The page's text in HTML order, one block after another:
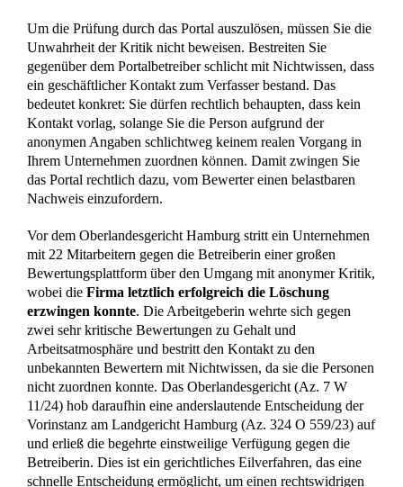
Um die Prüfung durch das Portal auszulösen, müssen Sie die
Unwahrheit der Kritik nicht beweisen. Bestreiten Sie
gegenüber dem Portalbetreiber schlicht mit Nichtwissen, dass
ein geschäftlicher Kontakt zum Verfasser bestand. Das
bedeutet konkret: Sie dürfen rechtlich behaupten, dass kein
Kontakt vorlag, solange Sie die Person aufgrund der
anonymen Angaben schlichtweg keinem realen Vorgang in
Ihrem Unternehmen zuordnen können. Damit zwingen Sie
das Portal rechtlich dazu, vom Bewerter einen belastbaren
Nachweis einzufordern.
Vor dem Oberlandesgericht Hamburg stritt ein Unternehmen
mit 22 Mitarbeitern gegen die Betreiberin einer großen
Bewertungsplattform über den Umgang mit anonymer Kritik,
wobei die Firma letztlich erfolgreich die Löschung
erzwingen konnte. Die Arbeitgeberin wehrte sich gegen
zwei sehr kritische Bewertungen zu Gehalt und
Arbeitsatmosphäre und bestritt den Kontakt zu den
unbekannten Bewertern mit Nichtwissen, da sie die Personen
nicht zuordnen konnte. Das Oberlandesgericht (Az. 7 W
11/24) hob daraufhin eine anderslautende Entscheidung der
Vorinstanz am Landgericht Hamburg (Az. 324 O 559/23) auf
und erließ die begehrte einstweilige Verfügung gegen die
Betreiberin. Dies ist ein gerichtliches Eilverfahren, das eine
schnelle Entscheidung ermöglicht, um einen rechtswidrigen